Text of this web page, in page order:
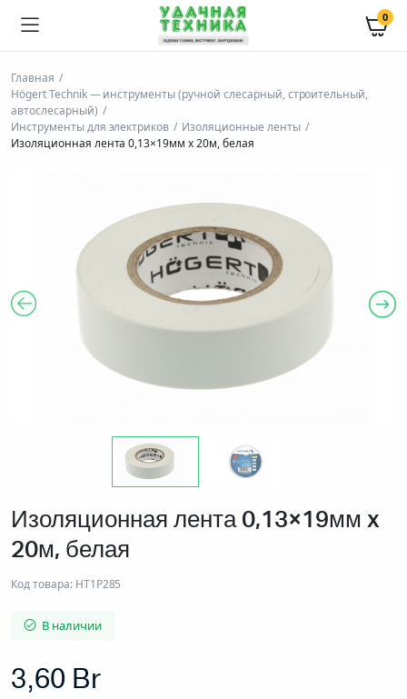
0
Главная
Högert Technik — инструменты (ручной слесарный, строительный,
автослесарный)
Инструменты для электриков
Изоляционные ленты
Изоляционная лента 0,13×19мм x 20м, белая
Изоляционная лента 0,13×19мм x
20м, белая
Код товара: HT1P285
В наличии
3,60 Br